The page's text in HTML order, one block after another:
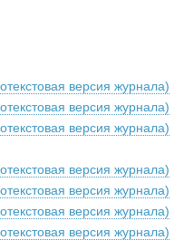
версия журнала)
версия журнала)
версия журнала)
версия журнала)
версия журнала)
версия журнала)
версия журнала)